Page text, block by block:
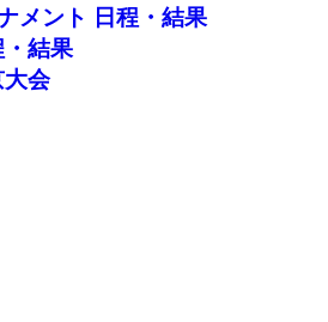
メント 日程・結果
結果
大会